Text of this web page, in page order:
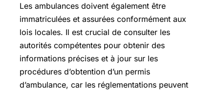
Les ambulances doivent également être
immatriculées et assurées conformément aux
lois locales. Il est crucial de consulter les
autorités compétentes pour obtenir des
informations précises et à jour sur les
procédures d’obtention d’un permis
d’ambulance, car les réglementations peuvent